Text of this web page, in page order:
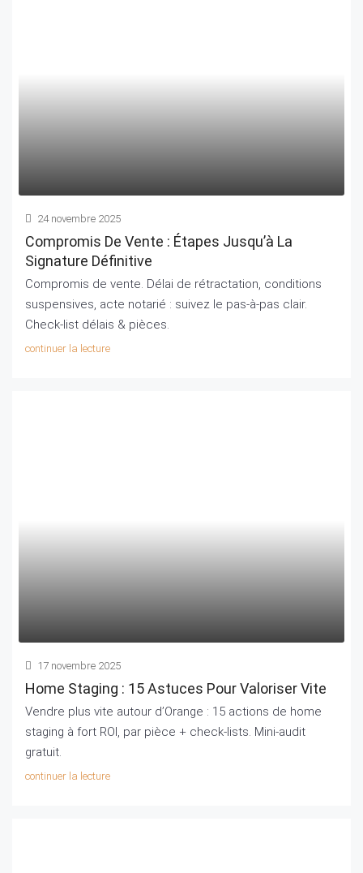
24 novembre 2025
Compromis De Vente : Étapes Jusqu’à La
Signature Définitive
Compromis de vente. Délai de rétractation, conditions
suspensives, acte notarié : suivez le pas‑à‑pas clair.
Check‑list délais & pièces.
continuer la lecture
17 novembre 2025
Home Staging : 15 Astuces Pour Valoriser Vite
Vendre plus vite autour d’Orange : 15 actions de home
staging à fort ROI, par pièce + check‑lists. Mini‑audit
gratuit.
continuer la lecture